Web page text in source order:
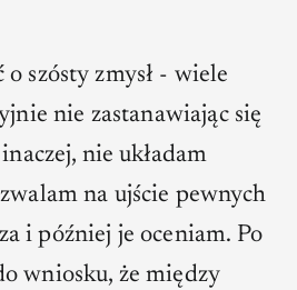
szósty zmysł - wiele
nie zastanawiając się
nie układam
na ujście pewnych
i później je oceniam. Po
wniosku, że między